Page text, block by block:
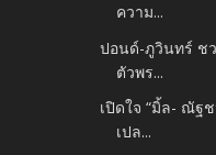
ความ...
ปอนด์-ภูวินทร์ ช
ตัวพร...
เปิดใจ “มิ้ล- ณัฐ
เปล...